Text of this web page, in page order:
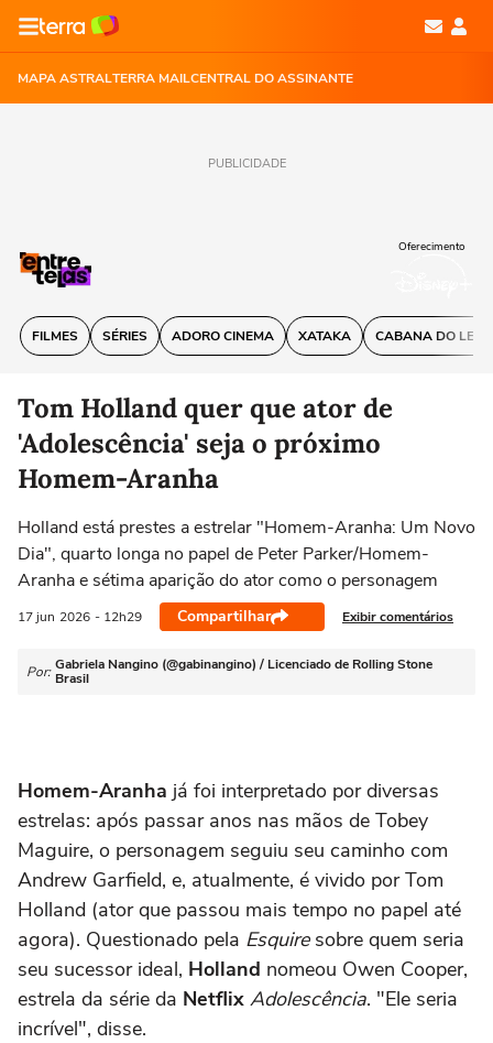
MAPA ASTRALTERRA MAILCENTRAL DO ASSINANTE
PUBLICIDADE
FILMES SÉRIES ADORO CINEMA XATAKA CABANA DO
Oferecimento
Tom Holland quer que ator de
'Adolescência' seja o próximo
Homem-Aranha
Holland está prestes a estrelar "Homem-Aranha: Um Novo
Dia", quarto longa no papel de Peter Parker/Homem-
Aranha e sétima aparição do ator como o personagem
17 jun 2026 - 12h29 Compartilhar Exibir comentários
Por: Gabriela Nangino (@gabinangino) / Licenciado de Rolling Stone
Brasil
Homem-Aranha já foi interpretado por diversas
estrelas: após passar anos nas mãos de Tobey
Maguire, o personagem seguiu seu caminho com
Andrew Garfield, e, atualmente, é vivido por Tom
Holland (ator que passou mais tempo no papel até
agora). Questionado pela Esquiresobre quem seria
seu sucessor ideal, Holland nomeou Owen Cooper,
estrela da série da Netflix Adolescência. "Ele seria
incrível", disse.